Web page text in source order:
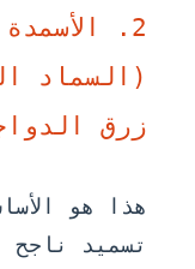
2.
(السماد
زرق
هذا هو